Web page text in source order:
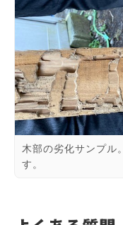
木部の劣化サンプル
す。